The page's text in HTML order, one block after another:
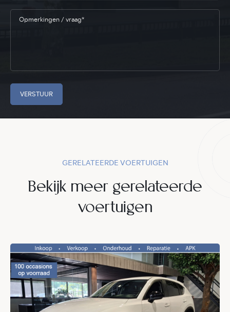
VERSTUUR
GERELATEERDE VOERTUIGEN
Bekijk meer gerelateerde
voertuigen